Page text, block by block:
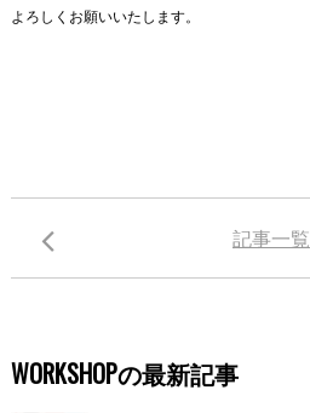
よろしくお願いいたします。
記事一覧
WORKSHOPの最新記事